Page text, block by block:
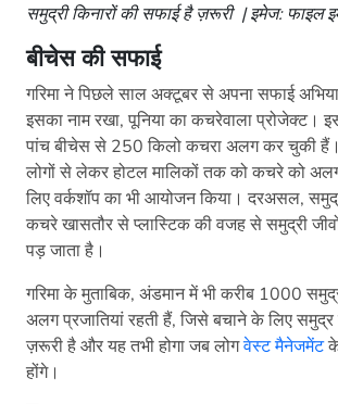
समुद्री किनारों की सफाई है ज़रूरी | इमेज: फाइल
बीचेस की सफाई
गरिमा ने पिछले साल अक्टूबर से अपना सफाई
इसका नाम रखा, पूनिया का कचरेवाला प्रोजेक्ट।
पांच बीचेस से 250 किलो कचरा अलग कर चुकी
लोगों से लेकर होटल मालिकों तक को कचरे को
लिए वर्कशॉप का भी आयोजन किया। दरअसल,
कचरे खासतौर से प्लास्टिक की वजह से समुद्री
पड़ जाता है।
गरिमा के मुताबिक, अंडमान में भी करीब 1000
अलग प्रजातियां रहती हैं, जिसे बचाने के लिए
ज़रूरी है और यह तभी होगा जब लोगवेस्ट मैनेजमेंटके
होंगे।